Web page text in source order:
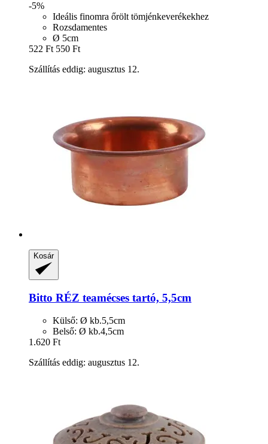
-5%
Ideális finomra őrölt tömjénkeverékekhez
Rozsdamentes
Ø 5cm
522 Ft 550 Ft
Szállítás eddig: augusztus 12.
Kosár
Bitto RÉZ teamécses tartó, 5,5cm
Külső: Ø kb.5,5cm
Belső: Ø kb.4,5cm
1.620 Ft
Szállítás eddig: augusztus 12.